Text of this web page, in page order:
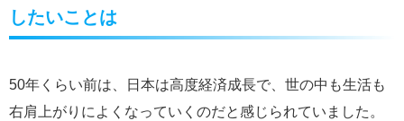
したいことは
50年くらい前は、日本は高度経済成長で、世の中も生活も
右肩上がりによくなっていくのだと感じられていました。